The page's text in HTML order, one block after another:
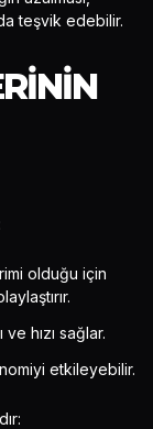
teşvik edebilir.
olduğu için
hızı sağlar.
etkileyebilir.